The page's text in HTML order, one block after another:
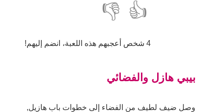
👍
👎
4 شخص أعجبهم هذه اللعبة، انضم إليهم!
بيبي هازل والفضائي
وصل ضيف لطيف من الفضاء إلى خطوات باب هازيل,